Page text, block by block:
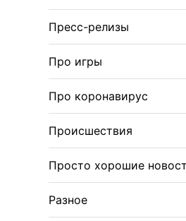
Пресс-релизы
Про игры
Про коронавирус
Происшествия
Просто хорошие
Разное